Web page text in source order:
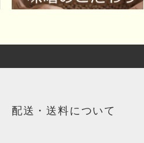
配送・送料について